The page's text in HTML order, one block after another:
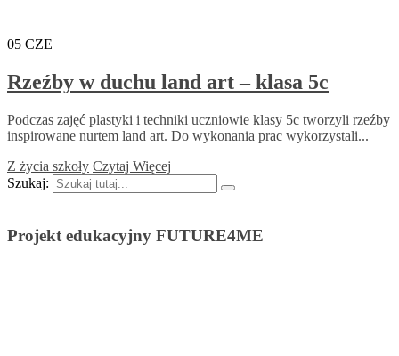
05 CZE
Rzeźby w duchu land art – klasa 5c
Podczas zajęć plastyki i techniki uczniowie klasy 5c tworzyli rzeźby
inspirowane nurtem land art. Do wykonania prac wykorzystali...
Z życia szkoły Czytaj Więcej
Szukaj:
Projekt edukacyjny FUTURE4ME